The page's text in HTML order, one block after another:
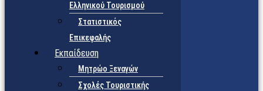
Ελληνικού Τουρισμού
Στατιστικός
Επικεφαλής
Εκπαίδευση
Μητρώο Ξεναγών
Σχολές Τουριστικής